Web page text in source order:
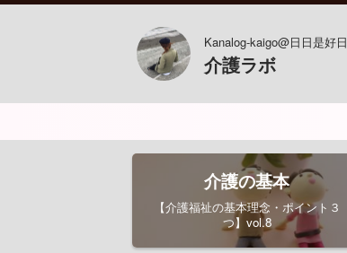
Kanalog-kaigo@日日是好日
介護ラボ
介護の基本
【介護福祉の基本理念・ポイント３
つ】vol.8